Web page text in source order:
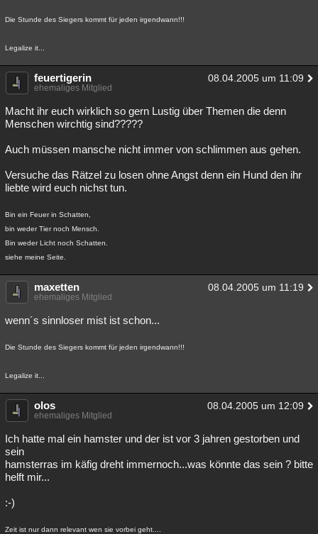
Die Stunde des Siegers kommt für jeden irgendwann!!!
Legalize it...
feuertigerin 08.04.2005 um 11:09
ehemaliges Mitglied
Macht ihr euch wirklich so gern Lustig über Themen die denn
Menschen wirchtig sind?????
Auch müssen mansche nicht immer von schlimmen aus gehen.
Versuche das Rätzel zu losen ohne Angst denn ein Hund den ihr
liebte wird euch nichst tun.
Bin ein Feuer in Schatten,
bin weder Tier noch Mensch.
Bin weder Licht noch Schatten.
siehe meine Seite.
maxetten 08.04.2005 um 11:19
ehemaliges Mitglied
wenn´s sinnloser mist ist schon...
Die Stunde des Siegers kommt für jeden irgendwann!!!
Legalize it...
olos 08.04.2005 um 12:09
ehemaliges Mitglied
Ich hatte mal ein hamster und der ist vor 3 jahren gestorben und
sein
hamsterras im käfig dreht immernoch...was könnte das sein ? bitte
helft mir...
:-)
Zeit ist nur dann relevant wen sie vorbei geht....